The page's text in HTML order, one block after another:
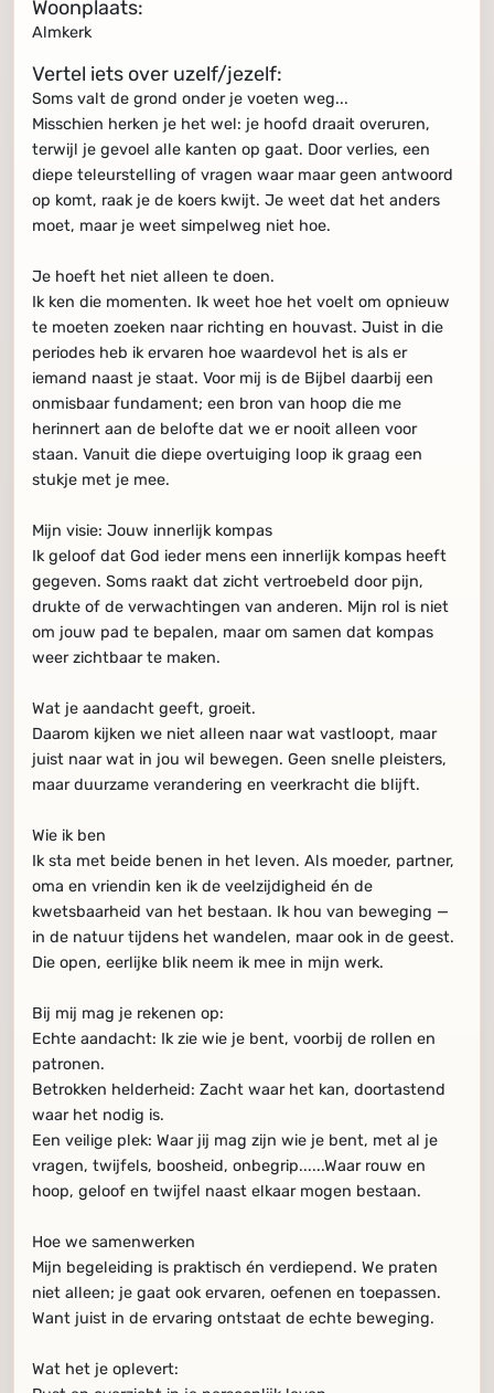
Woonplaats:
Almkerk
Vertel iets over uzelf/jezelf:
Soms valt de grond onder je voeten weg...
Misschien herken je het wel: je hoofd draait overuren,
terwijl je gevoel alle kanten op gaat. Door verlies, een
diepe teleurstelling of vragen waar maar geen antwoord
op komt, raak je de koers kwijt. Je weet dat het anders
moet, maar je weet simpelweg niet hoe.
Je hoeft het niet alleen te doen.
Ik ken die momenten. Ik weet hoe het voelt om opnieuw
te moeten zoeken naar richting en houvast. Juist in die
periodes heb ik ervaren hoe waardevol het is als er
iemand naast je staat. Voor mij is de Bijbel daarbij een
onmisbaar fundament; een bron van hoop die me
herinnert aan de belofte dat we er nooit alleen voor
staan. Vanuit die diepe overtuiging loop ik graag een
stukje met je mee.
Mijn visie: Jouw innerlijk kompas
Ik geloof dat God ieder mens een innerlijk kompas heeft
gegeven. Soms raakt dat zicht vertroebeld door pijn,
drukte of de verwachtingen van anderen. Mijn rol is niet
om jouw pad te bepalen, maar om samen dat kompas
weer zichtbaar te maken.
Wat je aandacht geeft, groeit.
Daarom kijken we niet alleen naar wat vastloopt, maar
juist naar wat in jou wil bewegen. Geen snelle pleisters,
maar duurzame verandering en veerkracht die blijft.
Wie ik ben
Ik sta met beide benen in het leven. Als moeder, partner,
oma en vriendin ken ik de veelzijdigheid én de
kwetsbaarheid van het bestaan. Ik hou van beweging —
in de natuur tijdens het wandelen, maar ook in de geest.
Die open, eerlijke blik neem ik mee in mijn werk.
Bij mij mag je rekenen op:
Echte aandacht: Ik zie wie je bent, voorbij de rollen en
patronen.
Betrokken helderheid: Zacht waar het kan, doortastend
waar het nodig is.
Een veilige plek: Waar jij mag zijn wie je bent, met al je
vragen, twijfels, boosheid, onbegrip......Waar rouw en
hoop, geloof en twijfel naast elkaar mogen bestaan.
Hoe we samenwerken
Mijn begeleiding is praktisch én verdiepend. We praten
niet alleen; je gaat ook ervaren, oefenen en toepassen.
Want juist in de ervaring ontstaat de echte beweging.
Wat het je oplevert: